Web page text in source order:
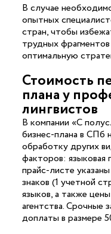
В случае
опытных
стран, чтобы
трудных
оптимальную
Стоимость
плана у
лингвистов
В компании «С
бизнес-плана в СПб
обработку других
факторов: языковая
прайс-листе
знаков (1 учетной
языков, а также
агентства. Срочные
доплаты в размере